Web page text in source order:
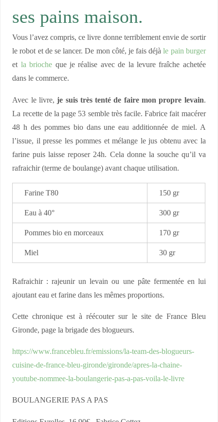
ses pains maison.
Vous l’avez compris, ce livre donne terriblement envie de sortir
le robot et de se lancer. De mon côté, je fais déjàle pain burger
et la brioche que je réalise avec de la levure fraîche achetée
dans le commerce.
Avec le livre, je suis très tenté de faire mon propre levain.
La recette de la page 53 semble très facile. Fabrice fait macérer
48 h des pommes bio dans une eau additionnée de miel. A
l’issue, il presse les pommes et mélange le jus obtenu avec la
farine puis laisse reposer 24h. Cela donne la souche qu’il va
rafraichir (terme de boulange) avant chaque utilisation.
Farine T80 150 gr
Eau à 40° 300 gr
Pommes bio en morceaux 170 gr
Miel 30 gr
Rafraichir : rajeunir un levain ou une pâte fermentée en lui
ajoutant eau et farine dans les mêmes proportions.
Cette chronique est à réécouter sur le site de France Bleu
Gironde, page la brigade des blogueurs.
https://www.francebleu.fr/emissions/la-team-des-blogueurs-
cuisine-de-france-bleu-gironde/gironde/apres-la-chaine-
youtube-nommee-la-boulangerie-pas-a-pas-voila-le-livre
BOULANGERIE PAS A PAS